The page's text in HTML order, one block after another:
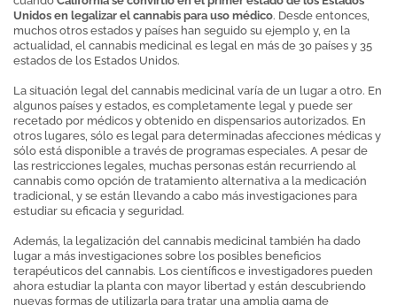
Unidos en legalizar el cannabis para uso médico. Desde entonces,
muchos otros estados y países han seguido su ejemplo y, en la
actualidad, el cannabis medicinal es legal en más de 30 países y 35
estados de los Estados Unidos.
La situación legal del cannabis medicinal varía de un lugar a otro. En
algunos países y estados, es completamente legal y puede ser
recetado por médicos y obtenido en dispensarios autorizados. En
otros lugares, sólo es legal para determinadas afecciones médicas y
sólo está disponible a través de programas especiales. A pesar de
las restricciones legales, muchas personas están recurriendo al
cannabis como opción de tratamiento alternativa a la medicación
tradicional, y se están llevando a cabo más investigaciones para
estudiar su eficacia y seguridad.
Además, la legalización del cannabis medicinal también ha dado
lugar a más investigaciones sobre los posibles beneficios
terapéuticos del cannabis. Los científicos e investigadores pueden
ahora estudiar la planta con mayor libertad y están descubriendo
nuevas formas de utilizarla para tratar una amplia gama de